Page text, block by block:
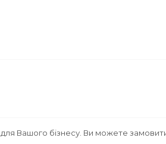
для Вашого бізнесу. Ви можете